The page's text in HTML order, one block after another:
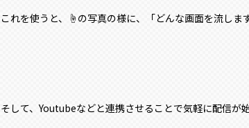
これを使うと、☝の写真の様に、「どんな画面を流しま
そして、Youtubeなどと連携させることで気軽に配信が